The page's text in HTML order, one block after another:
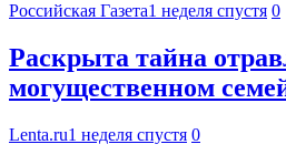
Российская Газета1 неделя спустя 0
Раскрыта тайна
могущественном
Lenta.ru1 неделя спустя 0